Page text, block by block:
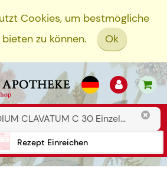
Cookies, um bestmögliche
zu können.
Ok
Rezept Einreichen